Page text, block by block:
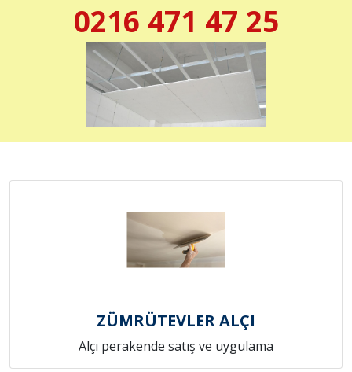
0216 471 47 25
ZÜMRÜTEVLER ALÇI
Alçı perakende satış ve uygulama